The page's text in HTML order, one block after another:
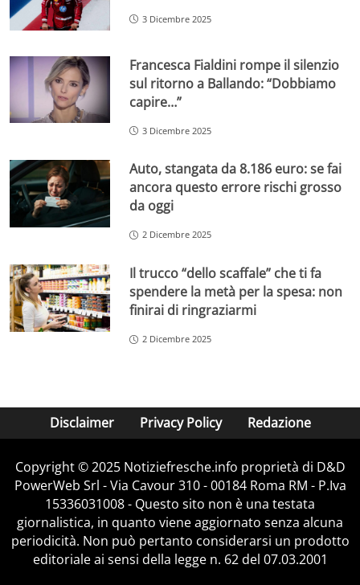
3 Dicembre 2025
Francesca Fialdini rompe il silenzio
sul ritorno a Ballando: “Dobbiamo
capire…”
3 Dicembre 2025
Auto, stangata da 8.186 euro: se fai
ancora questo errore rischi grosso
da oggi
2 Dicembre 2025
Il trucco “dello scaffale” che ti fa
spendere la metà per la spesa: non
finirai di ringraziarmi
2 Dicembre 2025
Disclaimer Privacy Policy Redazione
Copyright © 2025 Notiziefresche.info proprietà di D&D
PowerWeb Srl - Via Cavour 310 - 00184 Roma RM - P.Iva
15336031008 - Questo sito non è una testata
giornalistica, in quanto viene aggiornato senza alcuna
periodicità. Non può pertanto considerarsi un prodotto
editoriale ai sensi della legge n. 62 del 07.03.2001